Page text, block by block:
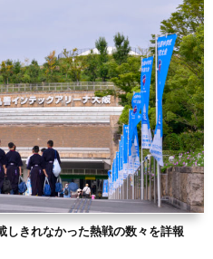
きれなかった熱戦の数々を詳報